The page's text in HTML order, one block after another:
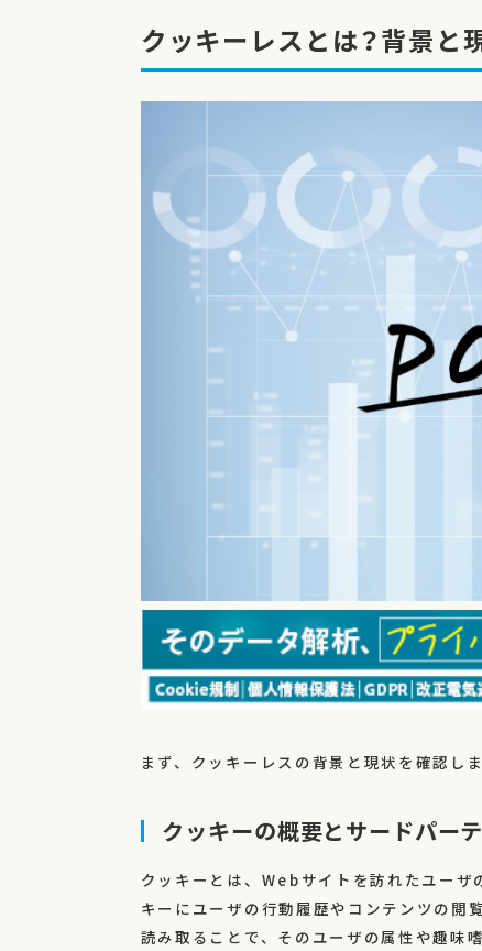
クッキーレスとは？背景と
まず、クッキーレスの背景と現状を確認しま
クッキーの概要とサードパー
クッキーとは、Webサイトを訪れたユーザ
キーにユーザの行動履歴やコンテンツの閲
読み取ることで、そのユーザの属性や趣味